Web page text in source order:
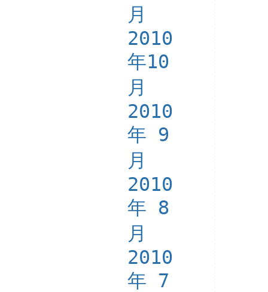
月
2010
年10
月
2010
年 9
月
2010
年 8
月
2010
年 7